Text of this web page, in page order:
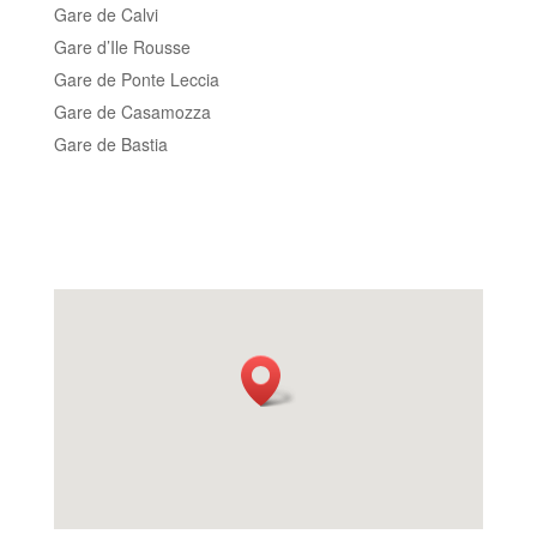
Gare de Calvi
Gare d’Ile Rousse
Gare de Ponte Leccia
Gare de Casamozza
Gare de Bastia